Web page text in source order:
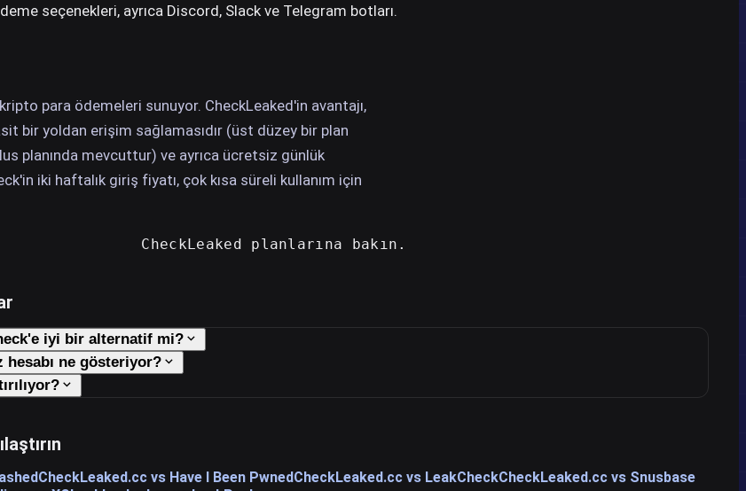
seçenekleri, ayrıca Discord, Slack ve Telegram botları.
para ödemeleri sunuyor. CheckLeaked'in avantajı,
bir yoldan erişim sağlamasıdır (üst düzey bir plan
planında mevcuttur) ve ayrıca ücretsiz günlük
iki haftalık giriş fiyatı, çok kısa süreli kullanım için
CheckLeaked planlarına bakın.
iyi bir alternatif mi?
hesabı ne gösteriyor?
CheckLeaked.cc vs Have I Been PwnedCheckLeaked.cc vs LeakCheckCheckLeaked.cc vs Snusbase